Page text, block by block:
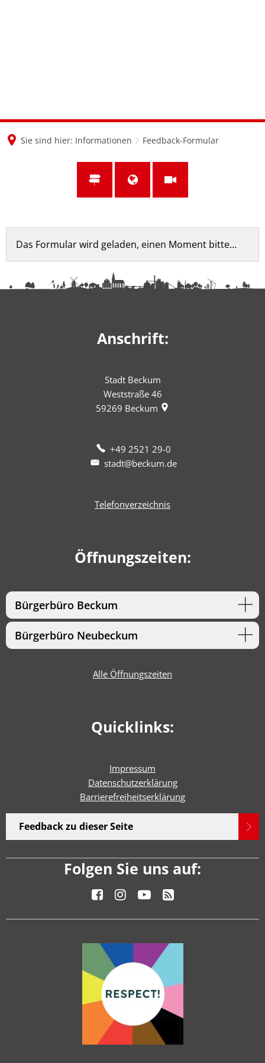
Sie sind hier: Informationen Feedback-Formular
Feedback-
Formular
Das Formular wird geladen, einen Moment bitte…
Anschrift:
Stadt Beckum
Weststraße 46
59269 Beckum
+49 2521 29-0
stadt@beckum.de
Telefonverzeichnis
Öffnungszeiten:
Bürgerbüro Beckum
Bürgerbüro Neubeckum
Alle Öffnungszeiten
Quicklinks:
Impressum
Datenschutzerklärung
Barrierefreiheitserklärung
Feedback zu dieser Seite
Folgen Sie uns auf: